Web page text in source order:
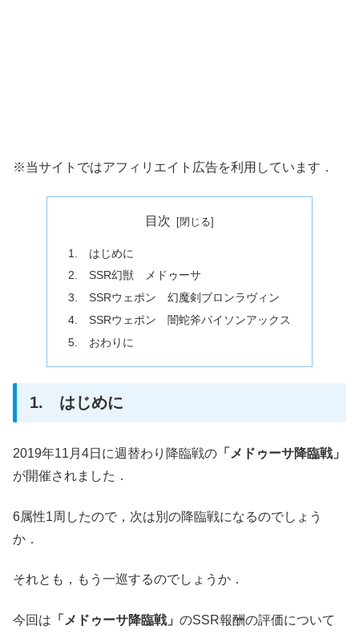
※当サイトではアフィリエイト広告を利用しています．
目次
1. はじめに
2. SSR幻獣 メドゥーサ
3. SSRウェポン 幻魔剣ブロンラヴィン
4. SSRウェポン 闇蛇斧パイソンアックス
5. おわりに
1. はじめに
2019年11月4日に週替わり降臨戦の 「メドゥーサ降臨戦」
が開催されました．
6属性1周したので，次は別の降臨戦になるのでしょう
か．
それとも，もう一巡するのでしょうか．
今回は 「メドゥーサ降臨戦」 のSSR報酬の評価について